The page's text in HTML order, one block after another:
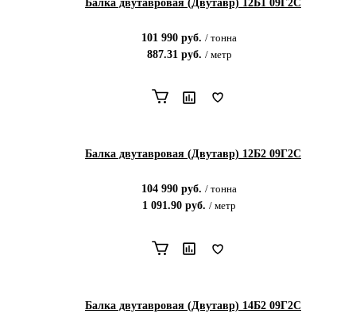
Балка двутавровая (Двутавр) 12Б1 09Г2С
101 990 руб. / тонна
887.31 руб. / метр
Балка двутавровая (Двутавр) 12Б2 09Г2С
104 990 руб. / тонна
1 091.90 руб. / метр
Балка двутавровая (Двутавр) 14Б2 09Г2С